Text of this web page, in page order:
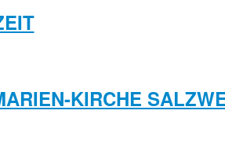
KIRCHE